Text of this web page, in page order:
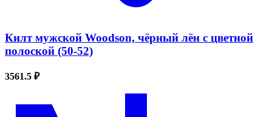
Килт мужской Woodson, чёрный лён с цветной
полоской (50-52)
3561.5 ₽